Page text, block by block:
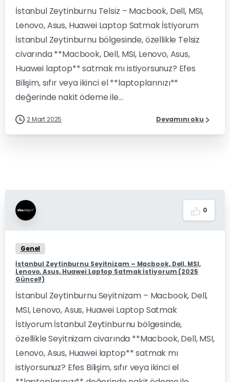
İstanbul Zeytinburnu Telsiz – Macbook, Dell, MSI,
Lenovo, Asus, Huawei Laptop Satmak İstiyorum
İstanbul Zeytinburnu bölgesinde, özellikle Telsiz
civarında **Macbook, Dell, MSI, Lenovo, Asus,
Huawei laptop** satmak mı istiyorsunuz? Efes
Bilişim, sıfır veya ikinci el **laptoplarınızı**
değerinde nakit ödeme ile...
2 Mart 2025 Devamını oku
0
Genel
İstanbul Zeytinburnu Seyitnizam – Macbook, Dell, MSI,
Lenovo, Asus, Huawei Laptop Satmak İstiyorum (2025
Güncel!)
İstanbul Zeytinburnu Seyitnizam – Macbook, Dell,
MSI, Lenovo, Asus, Huawei Laptop Satmak
İstiyorum İstanbul Zeytinburnu bölgesinde,
özellikle Seyitnizam civarında **Macbook, Dell, MSI,
Lenovo, Asus, Huawei laptop** satmak mı
istiyorsunuz? Efes Bilişim, sıfır veya ikinci el